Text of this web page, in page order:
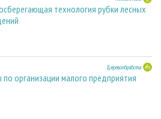
технология рубки лесных
Деревообработка
организации малого предприятия